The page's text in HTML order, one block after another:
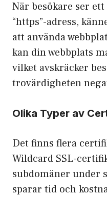
När besökare ser
“https”-adress,
att använda
kan din webbplats
vilket avskräcker
trovärdigheten
Olika Typer av
Det finns flera
Wildcard SSL-
subdomäner under
sparar tid och